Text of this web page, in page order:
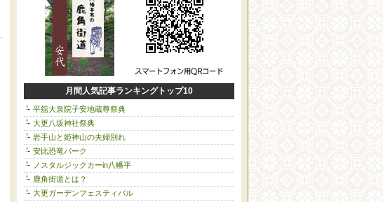
月間人気記事ランキングトップ10
平舘大泉院子安地蔵尊祭典
大更八坂神社祭典
岩手山と姫神山の夫婦別れ
安比恐竜パーク
ノスタルジックカーin八幡平
鹿角街道とは？
大更ガーデンフェスティバル